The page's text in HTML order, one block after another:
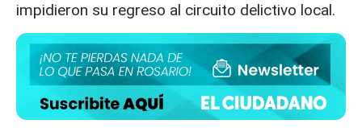
impidieron su regreso al circuito delictivo local.